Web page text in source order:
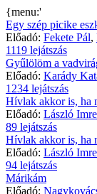
{menu:'
Egy szép picike
Előadó: Fekete Pál,
1119 lejátszás
Gyűlölöm a
Előadó: Karády
1234 lejátszás
Hívlak akkor is, ha
Előadó: László Imre
89 lejátszás
Hívlak akkor is, ha
Előadó: László Imre
94 lejátszás
Márikám
Előadó: